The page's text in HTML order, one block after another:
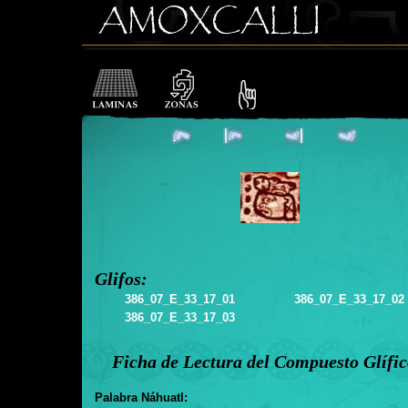
Glifos:
386_07_E_33_17_01
386_07_E_33_17_02
386_07_E_33_17_03
Ficha de Lectura del Compuesto
Palabra Náhuatl: